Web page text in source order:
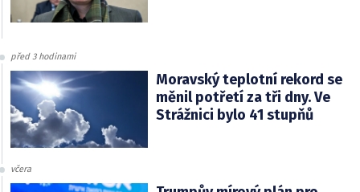
před 3 hodinami
Moravský teplotní rekord se
měnil potřetí za tři dny. Ve
Strážnici bylo 41 stupňů
včera